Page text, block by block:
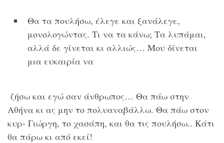
Θα τα πουλήσω, έλεγε και ξανάλεγε,
μονολογώντας. Τι να τα κάνω; Τα λυπάμαι,
αλλά δε γίνεται κι αλλιώς… Μου δίνεται
μια ευκαιρία να
ζήσω και εγώ σαν άνθρωπος… Θα πάω στην
Αθήνα κι ας μην το πολυαναβάλλω. Θα πάω στον
κυρ- Γιώργη, το χασάπη, και θα τις πουλήσω.. Κάτι
θα πάρω κι από εκεί!